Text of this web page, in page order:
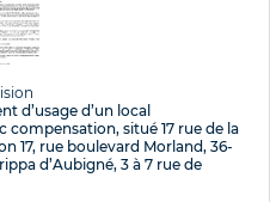
d’usage d’un local
compensation, situé 17 rue de la
17, rue boulevard Morland, 36-
d’Aubigné, 3 à 7 rue de